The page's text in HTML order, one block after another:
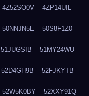
4Z52SO0V 4ZP14UIL
50NNJN5E 50S8F1Z0
51JUGSIB 51MY24WU
52D4GH9B 52FJKYTB
52W5K0BY 52XXY91Q